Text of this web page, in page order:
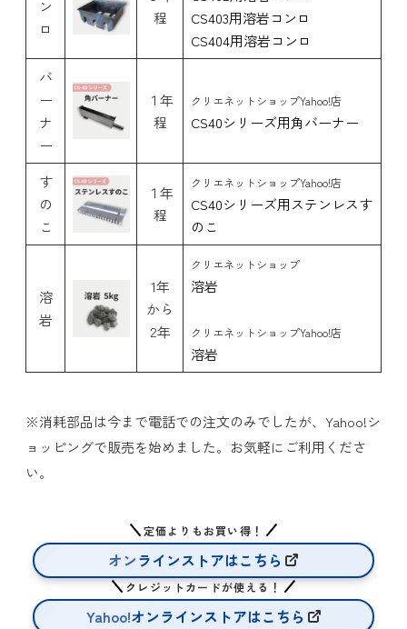
ン
ロ
程
CS403用溶岩コンロ
CS404用溶岩コンロ
バ
ー
ナ
ー
１年
程
クリエネットショップYahoo!店
CS40シリーズ用角バーナー
す
の
こ
１年
程
クリエネットショップYahoo!店
CS40シリーズ用ステンレスす
のこ
溶
岩
1年
から
2年
クリエネットショップ
溶岩
クリエネットショップYahoo!店
溶岩
※消耗部品は今まで電話での注文のみでしたが、Yahoo!シ
ョッピングで販売を始めました。お気軽にご利用くださ
い。
定価よりもお買い得！
オンラインストアはこちら
クレジットカードが使える！
Yahoo!オンラインストアはこちら